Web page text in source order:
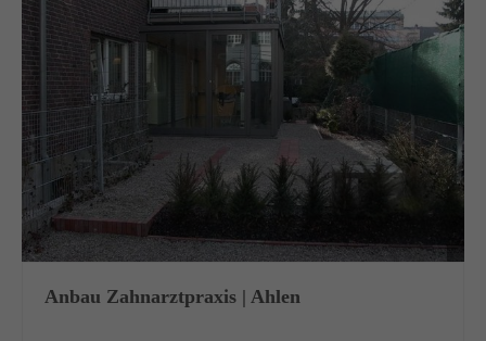
We offer support for our customers
Mon - Fri 8:00am - 5:00pm
(GMT +1)
Get in touch
Cybersteel Inc.
376-293 City Road, Suite 600
San Francisco, CA 94102
Anbau Zahnarztpraxis | Ahlen